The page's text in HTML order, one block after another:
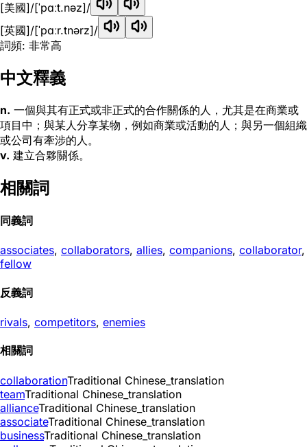
[美國]/[ˈpɑːt.nəz]/
[英國]/[ˈpɑːr.tnərz]/
詞頻: 非常高
中文釋義
n. 一個與其有正式或非正式的合作關係的人，尤其是在商業或
項目中；與某人分享某物，例如商業或活動的人；與另一個組織
或公司有牽涉的人。
v. 建立合夥關係。
相關詞
同義詞
associates, collaborators, allies, companions, collaborator,
fellow
反義詞
rivals, competitors, enemies
相關詞
collaborationTraditional Chinese_translation
teamTraditional Chinese_translation
allianceTraditional Chinese_translation
associateTraditional Chinese_translation
businessTraditional Chinese_translation